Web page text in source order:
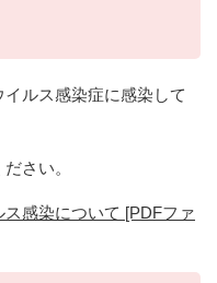
ルス感染症に感染して
さい。
感染について [PDFファ